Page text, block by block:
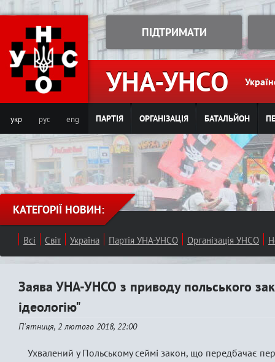
Jump to navigation
УНА-УНСО
ПІДТРИМАТИ
укр рус eng ПАРТІЯ ОРГАНІЗАЦІЯ БАТАЛЬЙОН
КАТЕГОРІЇ НОВИН:
Всі Світ Україна Партія УНА-УНСО Організація УНСО
Заява УНА-УНСО з приводу польського
ідеологію"
П'ятниця, 2 лютого 2018, 22:00
Ухвалений у Польському сеймі закон, що передбачає